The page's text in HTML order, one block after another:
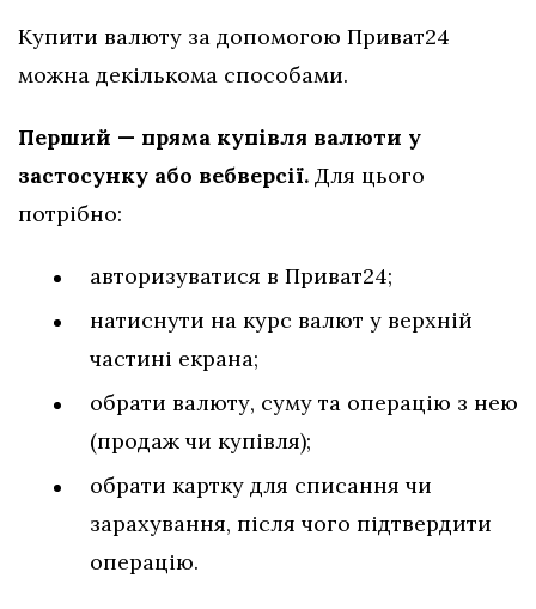
Купити валюту за допомогою Приват24
можна декількома способами.
Перший — пряма купівля валюти у
застосунку або вебверсії. Для цього
потрібно:
авторизуватися в Приват24;
натиснути на курс валют у верхній
частині екрана;
обрати валюту, суму та операцію з нею
(продаж чи купівля);
обрати картку для списання чи
зарахування, після чого підтвердити
операцію.